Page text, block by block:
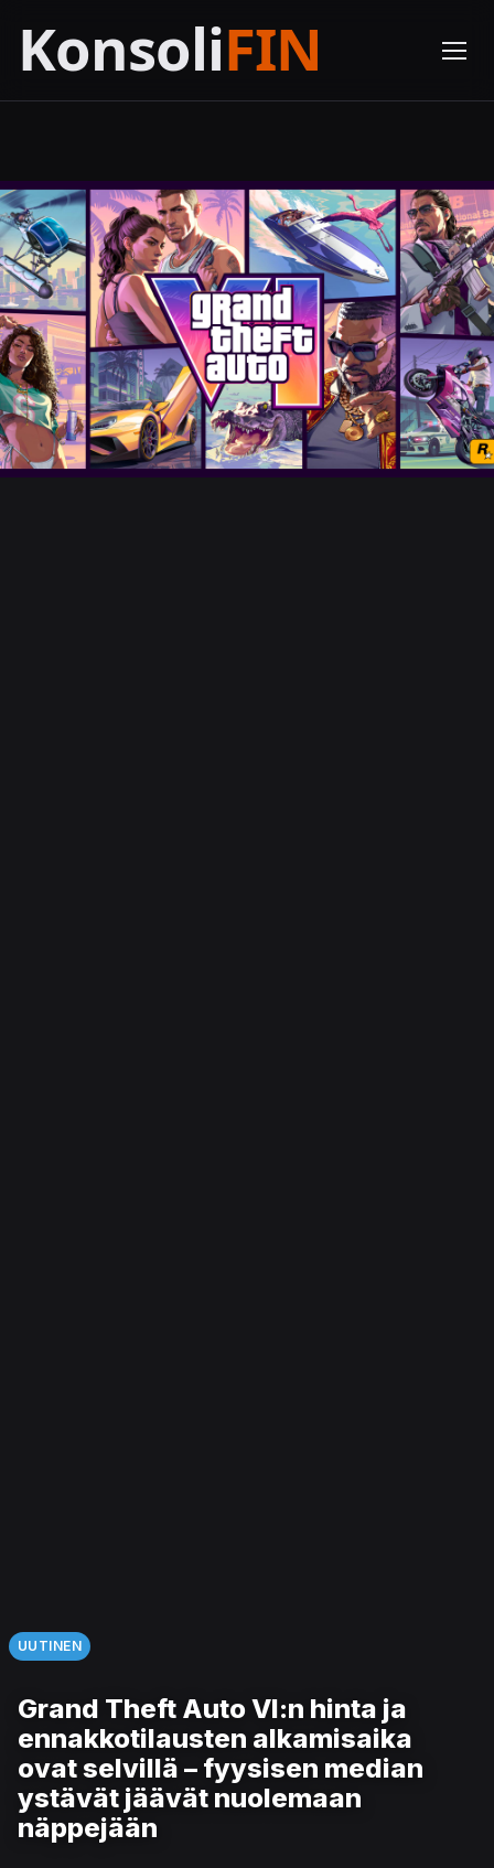
UUTINEN
Grand Theft Auto VI:n hinta ja
ennakkotilausten alkamisaika
ovat selvillä – fyysisen median
ystävät jäävät nuolemaan
näppejään